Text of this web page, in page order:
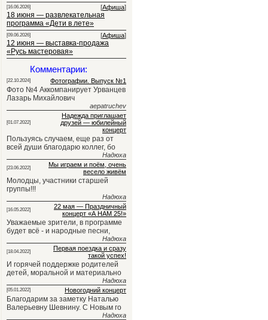
[16.06.2026] [Афиша]
18 июня — развлекательная
программа «Дети в лете»
[09.06.2026] [Афиша]
12 июня — выставка-продажа
«Русь мастеровая»
Комментарии:
[22.10.2024] Фотографии. Выпуск №1
Фото №4 Аккомпанирует Урванцев
Лазарь Михайлович
aepatruchev
[01.07.2022]
Надежда приглашает
друзей — юбилейный
концерт
Пользуясь случаем, еще раз от
всей души благодарю коллег, бо
Надюха
[23.06.2022]
Мы играем и поём, очень
весело живём
Молодцы, участники старшей
группы!!!
Надюха
[16.05.2022]
22 мая — Праздничный
концерт «А НАМ 25!»
Уважаемые зрители, в программе
будет всё - и народные песни,
Надюха
[18.04.2022]
Первая поездка и сразу
такой успех!
И горячей поддержке родителей
детей, моральной и материально
Надюха
[05.01.2022] Новогодний концерт
Благодарим за заметку Наталью
Валерьевну Шевнину. С Новым го
Надюха